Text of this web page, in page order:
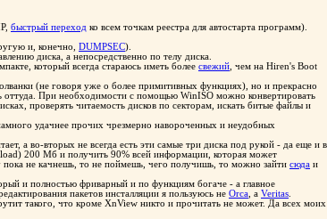
быстрый переход ко всем точкам реестра для автостарта программ).
и, конечно, DUMPSEC).
диска, а непосредственно по телу диска.
который всегда стараюсь иметь более свежий , чем на Hiren's Boot
(не говоря уже о более примитивных функциях), но и прекрасно
оттуда. При необходимости с помощью WinISO можно конвертировать
проверять читаемость дисков по секторам, искать битые файлы и
удачнее прочих чрезмерно навороченных и неудобных
а во-вторых не всегда есть эти самые три диска под рукой - да еще и в
200 Мб и получить 90% всей информации, которая может
не качнешь, то не поймешь, чего получишь, то можно зайти сюда и
и полностью фриварный и по функциям богаче - а главное
пакетов инсталляции я пользуюсь не Orca , а Veritas
такого, что кроме XnView никто и прочитать не может. Да всех моих